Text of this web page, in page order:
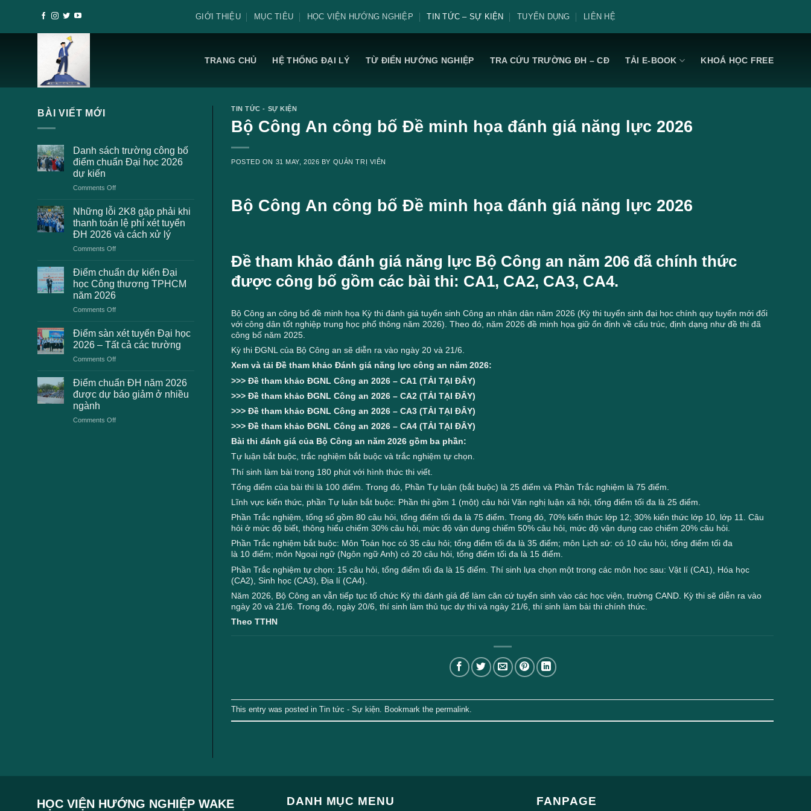
GIỚI THIỆU MỤC TIÊU HỌC VIỆN HƯỚNG NGHIỆP TIN TỨC – SỰ KIỆN TUYỂN DỤNG LIÊN HỆ
TRANG CHỦ HỆ THỐNG ĐẠI LÝ TỪ ĐIỂN HƯỚNG NGHIỆP TRA CỨU TRƯỜNG ĐH – CĐ TẢI E-BOOK KHOÁ HỌC FREE
BÀI VIẾT MỚI
Danh sách trường công bố
điểm chuẩn Đại học 2026
dự kiến
Comments Offon
sách
trường
công
bố
điểm
Đại
học
2026
kiến
Những lỗi 2K8 gặp phải khi
thanh toán lệ phí xét tuyển
ĐH 2026 và cách xử lý
Comments Offon
lỗi
2K8
gặp
phải
khi
toán
lệ
phí
xét
ĐH
2026
Điểm chuẩn dự kiến Đại
học Công thương TPHCM
năm 2026
Comments Offon
chuẩn
dự
kiến
Đại
Công
thương
TPHCM
2026
Điểm sàn xét tuyển Đại học
2026 – Tất cả các trường
Comments Offon
sàn
xét
tuyển
học
Điểm chuẩn ĐH năm 2026
được dự báo giảm ở nhiều
ngành
Comments Offon
TIN TỨC - SỰ KIỆN
Bộ Công An công bố Đề minh họa đánh giá năng lực 2026
POSTED ON 31 MAY, 2026 BY QUẢN TRỊ VIÊN
Bộ Công An công bố Đề minh họa đánh giá năng lực 2026
Đề tham khảo đánh giá năng lực Bộ Công an năm 206 đã chính thức
được công bố gồm các bài thi: CA1, CA2, CA3, CA4.
Bộ Công an công bố đề minh họa Kỳ thi đánh giá tuyển sinh Công an nhân dân năm 2026 (Kỳ thi tuyển sinh đại học chính quy tuyển mới đối
với công dân tốt nghiệp trung học phổ thông năm 2026). Theo đó, năm 2026 đề minh họa giữ ổn định về cấu trúc, định dạng như đề thi đã
công bố năm 2025.
Kỳ thi ĐGNL của Bộ Công an sẽ diễn ra vào ngày 20 và 21/6.
Xem và tải Đề tham khảo Đánh giá năng lực công an năm 2026:
>>> Đề tham khảo ĐGNL Công an 2026 – CA1 (TẢI TẠI ĐÂY)
>>> Đề tham khảo ĐGNL Công an 2026 – CA2 (TẢI TẠI ĐÂY)
>>> Đề tham khảo ĐGNL Công an 2026 – CA3 (TẢI TẠI ĐÂY)
>>> Đề tham khảo ĐGNL Công an 2026 – CA4 (TẢI TẠI ĐÂY)
Bài thi đánh giá của Bộ Công an năm 2026 gồm ba phần:
Tự luận bắt buộc, trắc nghiệm bắt buộc và trắc nghiệm tự chọn.
Thí sinh làm bài trong 180 phút với hình thức thi viết.
Tổng điểm của bài thi là 100 điểm. Trong đó, Phần Tự luận (bắt buộc) là 25 điểm và Phần Trắc nghiệm là 75 điểm.
Lĩnh vực kiến thức, phần Tự luận bắt buộc: Phần thi gồm 1 (một) câu hỏi Văn nghị luận xã hội, tổng điểm tối đa là 25 điểm.
Phần Trắc nghiệm, tổng số gồm 80 câu hỏi, tổng điểm tối đa là 75 điểm. Trong đó, 70% kiến thức lớp 12; 30% kiến thức lớp 10, lớp 11. Câu
hỏi ở mức độ biết, thông hiểu chiếm 30% câu hỏi, mức độ vận dụng chiếm 50% câu hỏi, mức độ vận dụng cao chiếm 20% câu hỏi.
Phần Trắc nghiệm bắt buộc: Môn Toán học có 35 câu hỏi; tổng điểm tối đa là 35 điểm; môn Lịch sử: có 10 câu hỏi, tổng điểm tối đa
là 10 điểm; môn Ngoại ngữ (Ngôn ngữ Anh) có 20 câu hỏi, tổng điểm tối đa là 15 điểm.
Phần Trắc nghiệm tự chọn: 15 câu hỏi, tổng điểm tối đa là 15 điểm. Thí sinh lựa chọn một trong các môn học sau: Vật lí (CA1), Hóa học
(CA2), Sinh học (CA3), Địa lí (CA4).
Năm 2026, Bộ Công an vẫn tiếp tục tổ chức Kỳ thi đánh giá để làm căn cứ tuyển sinh vào các học viện, trường CAND. Kỳ thi sẽ diễn ra vào
ngày 20 và 21/6. Trong đó, ngày 20/6, thí sinh làm thủ tục dự thi và ngày 21/6, thí sinh làm bài thi chính thức.
Theo TTHN
This entry was posted in Tin tức - Sự kiện. Bookmark the permalink.
HỌC VIỆN HƯỚNG NGHIỆP WAKE DANH MỤC MENU FANPAGE